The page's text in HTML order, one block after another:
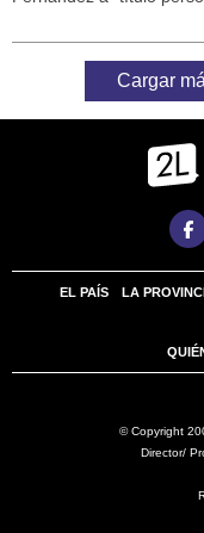
Cargar
EL PAÍS LA
© Copyright
Director/